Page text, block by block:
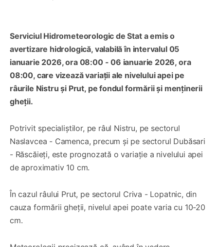
Serviciul Hidrometeorologic de Stat a emis o
avertizare hidrologică, valabilă în intervalul 05
ianuarie 2026, ora 08:00 - 06 ianuarie 2026, ora
08:00, care vizează variații ale nivelului apei pe
râurile Nistru și Prut, pe fondul formării și menținerii
gheții.
Potrivit specialiștilor, pe râul Nistru, pe sectorul
Naslavcea - Camenca, precum și pe sectorul Dubăsari
- Răscăieți, este prognozată o variație a nivelului apei
de aproximativ 10 cm.
În cazul râului Prut, pe sectorul Criva - Lopatnic, din
cauza formării gheții, nivelul apei poate varia cu 10-20
cm.